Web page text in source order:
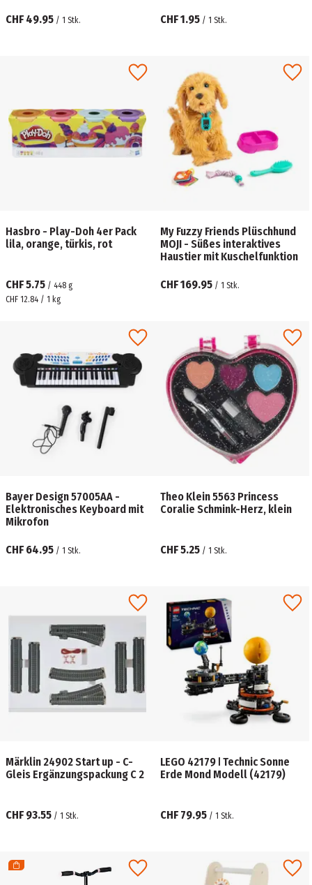
CHF 49.95 / 1 Stk. CHF 1.95 / 1 Stk.
Hasbro - Play-Doh 4er Pack
lila, orange, türkis, rot
CHF 5.75 / 448 g
CHF 12.84 / 1 kg
My Fuzzy Friends Plüschhund
MOJI - Süßes interaktives
Haustier mit Kuschelfunktion
CHF 169.95 / 1 Stk.
Bayer Design 57005AA -
Elektronisches Keyboard mit
Mikrofon
CHF 64.95 / 1 Stk.
Theo Klein 5563 Princess
Coralie Schmink-Herz, klein
CHF 5.25 / 1 Stk.
Märklin 24902 Start up - C-
Gleis Ergänzungspackung C 2
CHF 93.55 / 1 Stk.
LEGO 42179 ǀ Technic Sonne
Erde Mond Modell (42179)
CHF 79.95 / 1 Stk.